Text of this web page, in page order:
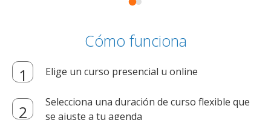
Cómo funciona
Elige un curso presencial u online
Selecciona una duración de curso flexible que
se ajuste a tu agenda